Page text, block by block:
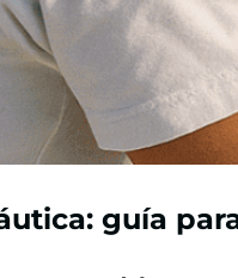
guía